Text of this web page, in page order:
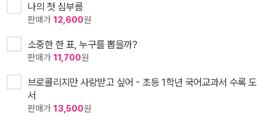
나의 첫 심부름
판매가 12,600원
소중한 한 표, 누구를 뽑을까?
판매가 11,700원
브로콜리지만 사랑받고 싶어 - 초등 1학년 국어교과서 수록 도
서
판매가 13,500원